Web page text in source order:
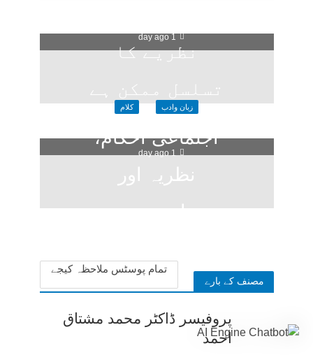
1 day ago
نظریے کا
تسلسل ممکن ہے
1 day ago
زبان وادب کلام
اجتماعی احکام،
نظریہ اور
سیاسی تعبیر
مصنف کے بارے
تمام پوسٹس ملاحظہ کیجے
پروفیسر ڈاکٹر محمد مشتاق
احمد